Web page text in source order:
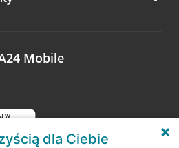
Mobile
dla Ciebie